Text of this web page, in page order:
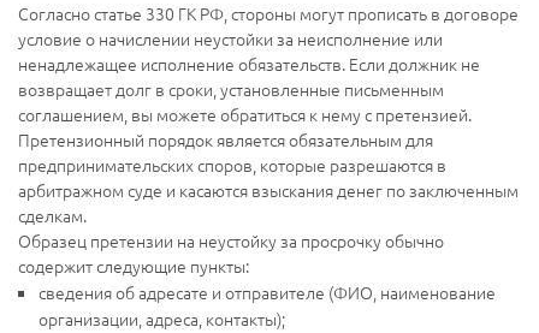
Согласно статье 330 ГК РФ, стороны могут прописать в договоре
условие о начислении неустойки за неисполнение или
ненадлежащее исполнение обязательств. Если должник не
возвращает долг в сроки, установленные письменным
соглашением, вы можете обратиться к нему с претензией.
Претензионный порядок является обязательным для
предпринимательских споров, которые разрешаются в
арбитражном суде и касаются взыскания денег по заключенным
сделкам.
Образец претензии на неустойку за просрочку обычно
содержит следующие пункты:
сведения об адресате и отправителе (ФИО, наименование
организации, адреса, контакты);